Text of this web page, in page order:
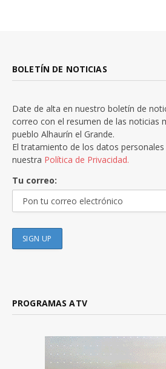
BOLETÍN DE NOTICIAS
Date de alta en nuestro boletín de
correo con el resumen de las noticias
pueblo Alhaurín el Grande.
El tratamiento de los datos
nuestra Política de Privacidad.
Tu correo:
PROGRAMAS ATV